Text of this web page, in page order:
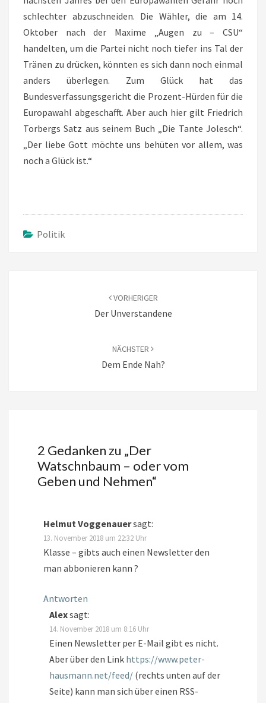
schlechter abzuschneiden. Die Wähler, die am 14.
Oktober nach der Maxime „Augen zu – CSU“
handelten, um die Partei nicht noch tiefer ins Tal der
Tränen zu drücken, könnten es sich dann noch einmal
anders überlegen. Zum Glück hat das
Bundesverfassungsgericht die Prozent-Hürden für die
Europawahl abgeschafft. Aber auch hier gilt Friedrich
Torbergs Satz aus seinem Buch „Die Tante Jolesch“.
„Der liebe Gott möchte uns behüten vor allem, was
noch a Glück ist.“
Politik
VORHERIGER
Der Unverstandene
NÄCHSTER
Dem Ende Nah?
2 Gedanken zu „Der
Watschnbaum – oder vom
Geben und Nehmen“
Helmut Voggenauersagt:
13. November 2018 um 22:32 Uhr
Klasse – gibts auch einen Newsletter den
man abbonieren kann ?
Antworten
Alexsagt:
14. November 2018 um 8:16 Uhr
Einen Newsletter per E-Mail gibt es nicht.
Aber über den Link https://www.peter-
hausmann.net/feed/ (rechts unten auf der
Seite) kann man sich über einen RSS-